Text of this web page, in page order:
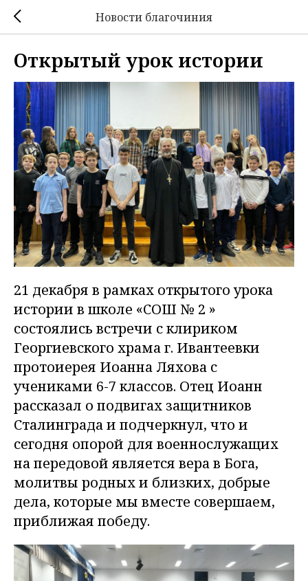
Новости благочиния
Открытый урок истории
21 декабря в рамках открытого урока
истории в школе «СОШ № 2 »
состоялись встречи с клириком
Георгиевского храма г. Ивантеевки
протоиерея Иоанна Ляхова с
учениками 6-7 классов. Отец Иоанн
рассказал о подвигах защитников
Сталинграда и подчеркнул, что и
сегодня опорой для военнослужащих
на передовой является вера в Бога,
молитвы родных и близких, добрые
дела, которые мы вместе совершаем,
приближая победу.